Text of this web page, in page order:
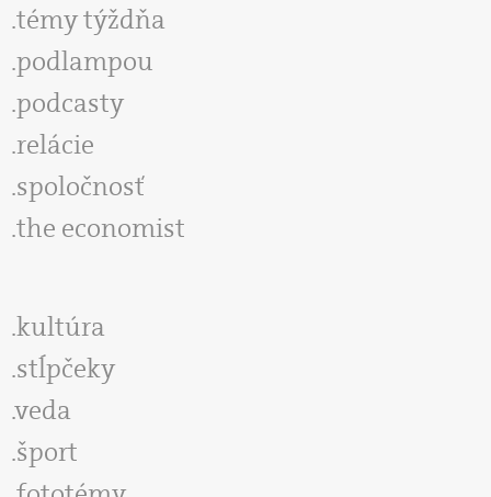
témy týždňa
podlampou
podcasty
relácie
spoločnosť
the economist
kultúra
stĺpčeky
veda
šport